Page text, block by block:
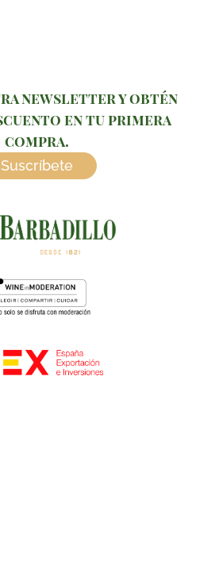
newsletter y obtén
en tu primera
compra.
Suscríbete